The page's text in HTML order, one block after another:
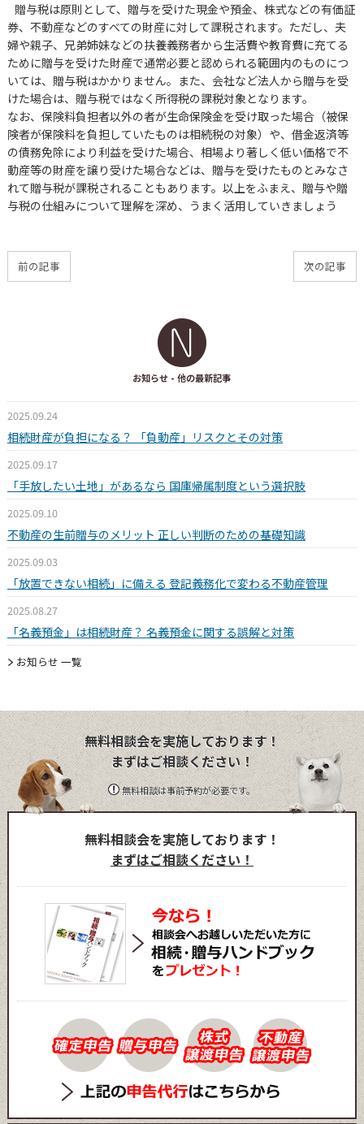
贈与税は原則として、贈与を受けた現金や預金、株式などの有価証
券、不動産などのすべての財産に対して課税されます。ただし、夫
婦や親子、兄弟姉妹などの扶養義務者から生活費や教育費に充てる
ために贈与を受けた財産で通常必要と認められる範囲内のものにつ
いては、贈与税はかかりません。また、会社など法人から贈与を受
けた場合は、贈与税ではなく所得税の課税対象となります。
なお、保険料負担者以外の者が生命保険金を受け取った場合（被保
険者が保険料を負担していたものは相続税の対象）や、借金返済等
の債務免除により利益を受けた場合、相場より著しく低い価格で不
動産等の財産を譲り受けた場合などは、贈与を受けたものとみなさ
れて贈与税が課税されることもあります。以上をふまえ、贈与や贈
与税の仕組みについて理解を深め、うまく活用していきましょう
前の記事 次の記事
お知らせ - 他の最新記事
2025.09.24
相続財産が負担になる？ 「負動産」リスクとその対策
2025.09.17
「手放したい土地」があるなら 国庫帰属制度という選択肢
2025.09.10
不動産の生前贈与のメリット 正しい判断のための基礎知識
2025.09.03
「放置できない相続」に備える 登記義務化で変わる不動産管理
2025.08.27
「名義預金」は相続財産？ 名義預金に関する誤解と対策
お知らせ 一覧
無料相談会を実施しております！
まずはご相談ください！
無料相談は事前予約が必要です。
無料相談会を実施しております！
まずはご相談ください！